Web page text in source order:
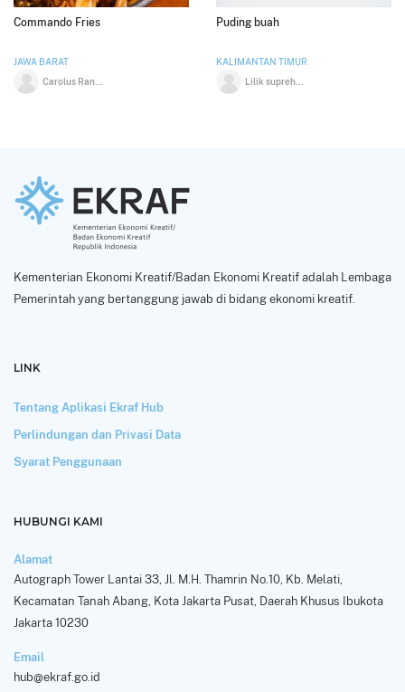
Commando Fries
JAWA BARAT
Puding buah
KALIMANTAN TIMUR
Kementerian Ekonomi Kreatif/Badan Ekonomi Kreatif adalah Lembaga
Pemerintah yang bertanggung jawab di bidang ekonomi kreatif.
LINK
Tentang Aplikasi Ekraf Hub
Perlindungan dan Privasi Data
Syarat Penggunaan
HUBUNGI KAMI
Alamat
Autograph Tower Lantai 33, Jl. M.H. Thamrin No.10, Kb. Melati,
Kecamatan Tanah Abang, Kota Jakarta Pusat, Daerah Khusus Ibukota
Jakarta 10230
Email
hub@ekraf.go.id